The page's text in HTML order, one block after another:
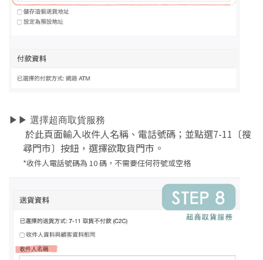
▶︎▶︎ 選擇超商取貨服務
於此頁面輸入收件人名稱、電話號碼；並點選7-11〔搜
尋門市〕按鈕，選擇欲取貨門市。
*收件人電話號碼為 10 碼，不需要任何符號或空格